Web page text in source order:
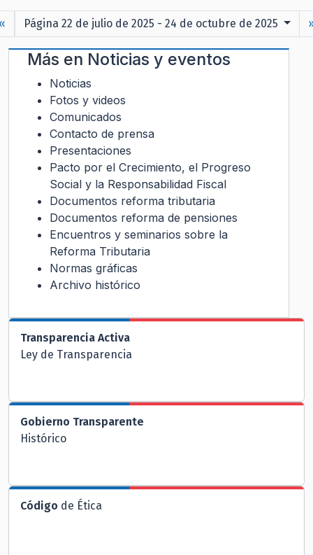
Página 22 de julio de 2025 - 24 de octubre de 2025
Más en Noticias y eventos
Noticias
Fotos y videos
Comunicados
Contacto de prensa
Presentaciones
Pacto por el Crecimiento, el Progreso
Social y la Responsabilidad Fiscal
Documentos reforma tributaria
Documentos reforma de pensiones
Encuentros y seminarios sobre la
Reforma Tributaria
Normas gráficas
Archivo histórico
Transparencia Activa
Ley de Transparencia
Gobierno Transparente
Histórico
Código de Ética